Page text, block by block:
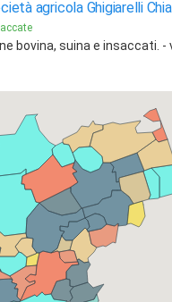
agricola Ghigiarelli
bovina, suina e insaccati. -